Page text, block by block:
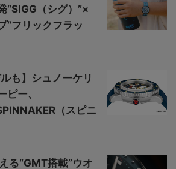
“SIGG（シグ）”×
“フリックフラッ
も】シュノーケリ
ピー、
（スピニ
る“GMT搭載”ウオ